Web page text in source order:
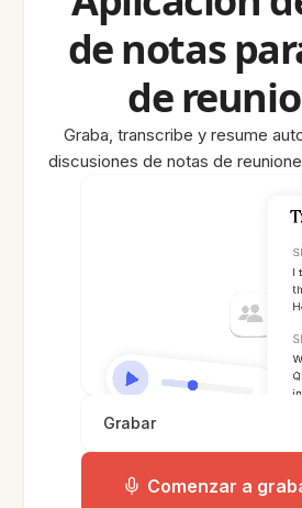
de notas
de
Graba, transcribe y resume
discusiones de notas de
Grabar
Comenzar a